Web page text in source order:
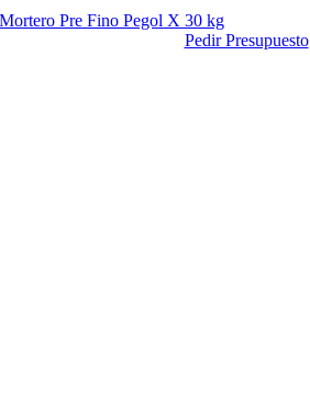
Mortero Pre Fino Pegol X 30 kg
Pedir Presupuesto